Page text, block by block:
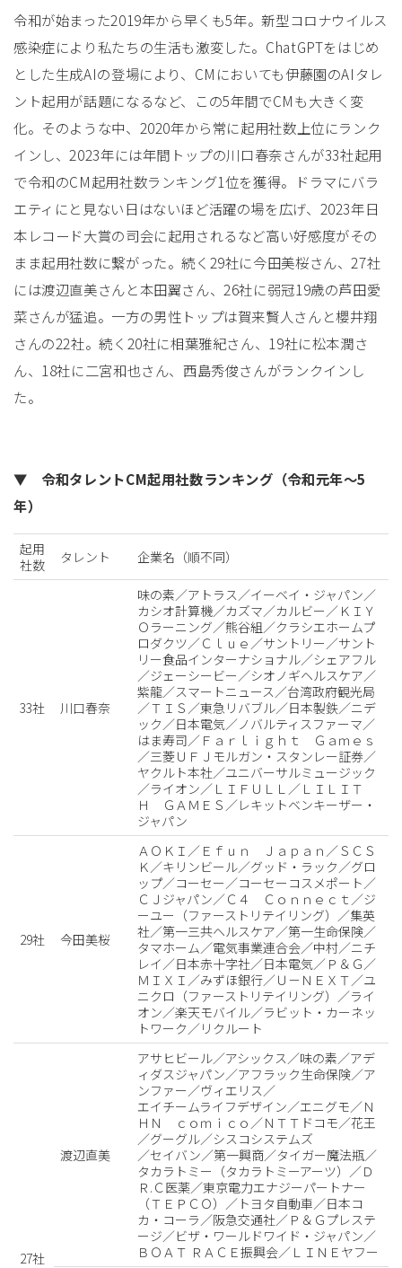
令和が始まった2019年から早くも5年。新型コロナウイルス
感染症により私たちの生活も激変した。ChatGPTをはじめ
とした生成AIの登場により、CMにおいても伊藤園のAIタレ
ント起用が話題になるなど、この5年間でCMも大きく変
化。そのような中、2020年から常に起用社数上位にランク
インし、2023年には年間トップの川口春奈さんが33社起用
で令和のCM起用社数ランキング1位を獲得。ドラマにバラ
エティにと見ない日はないほど活躍の場を広げ、2023年日
本レコード大賞の司会に起用されるなど高い好感度がその
まま起用社数に繋がった。続く29社に今田美桜さん、27社
には渡辺直美さんと本田翼さん、26社に弱冠19歳の芦田愛
菜さんが猛追。一方の男性トップは賀来賢人さんと櫻井翔
さんの22社。続く20社に相葉雅紀さん、19社に松本潤さ
ん、18社に二宮和也さん、西島秀俊さんがランクインし
た。
▼ 令和タレントCM起用社数ランキング（令和元年～5
年）
起用
社数
タレント 企業名（順不同）
33社 川口春奈
味の素／アトラス／イーベイ・ジャパン／
カシオ計算機／カズマ／カルビー／ＫＩＹ
Ｏラーニング／熊谷組／クラシエホームプ
ロダクツ／Ｃｌｕｅ／サントリー／サント
リー食品インターナショナル／シェアフル
／ジェーシービー／シオノギヘルスケア／
紫龍／スマートニュース／台湾政府観光局
／ＴＩＳ／東急リバブル／日本製鉄／ニデ
ック／日本電気／ノバルティスファーマ／
はま寿司／Ｆａｒｌｉｇｈｔ Ｇａｍｅｓ
／三菱ＵＦＪモルガン・スタンレー証券／
ヤクルト本社／ユニバーサルミュージック
／ライオン／ＬＩＦＵＬＬ／ＬＩＬＩＴ
Ｈ ＧＡＭＥＳ／レキットベンキーザー・
ジャパン
29社 今田美桜
ＡＯＫＩ／Ｅｆｕｎ Ｊａｐａｎ／ＳＣＳ
Ｋ／キリンビール／グッド・ラック／グロ
ップ／コーセー／コーセーコスメポート／
ＣＪジャパン／Ｃ４ Ｃｏｎｎｅｃｔ／ジ
ーユー（ファーストリテイリング）／集英
社／第一三共ヘルスケア／第一生命保険／
タマホーム／電気事業連合会／中村／ニチ
レイ／日本赤十字社／日本電気／Ｐ＆Ｇ／
ＭＩＸＩ／みずほ銀行／Ｕ－ＮＥＸＴ／ユ
ニクロ（ファーストリテイリング）／ライ
オン／楽天モバイル／ラビット・カーネッ
トワーク／リクルート
27社
渡辺直美
アサヒビール／アシックス／味の素／アデ
ィダスジャパン／アフラック生命保険／ア
ンファー／ヴィエリス／
エイチームライフデザイン／エニグモ／Ｎ
ＨＮ ｃｏｍｉｃｏ／ＮＴＴドコモ／花王
／グーグル／シスコシステムズ
／セイバン／第一興商／タイガー魔法瓶／
タカラトミー（タカラトミーアーツ）／Ｄ
Ｒ.Ｃ医薬／東京電力エナジーパートナー
（ＴＥＰＣＯ）／トヨタ自動車／日本コ
カ・コーラ／阪急交通社／Ｐ＆Ｇプレステ
ージ／ビザ・ワールドワイド・ジャパン／
ＢＯＡＴ ＲＡＣＥ振興会／ＬＩＮＥヤフー